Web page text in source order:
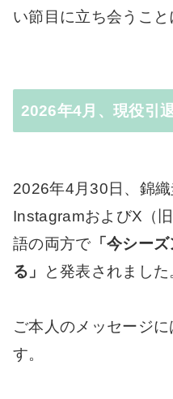
い節目に立ち会うこと
2026年4月、現役引
2026年4月30日、錦
InstagramおよびX（
語の両方で 「今シー
る」
と発表されました
ご本人のメッセージ
す。